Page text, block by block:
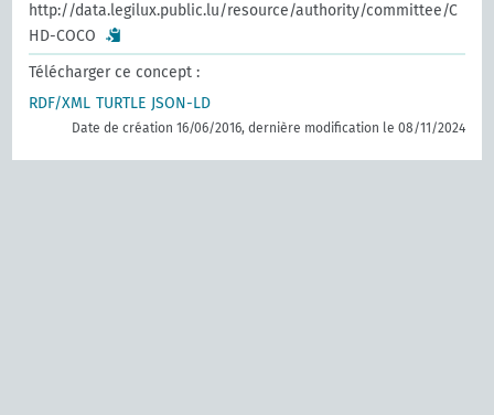
http://data.legilux.public.lu/resource/authority/committee/C
HD-COCO
Télécharger ce concept :
RDF/XML TURTLE JSON-LD
Date de création 16/06/2016, dernière modification le 08/11/2024